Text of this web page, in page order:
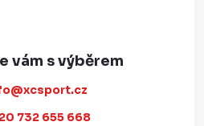
@xcsport.cz
732 655 668